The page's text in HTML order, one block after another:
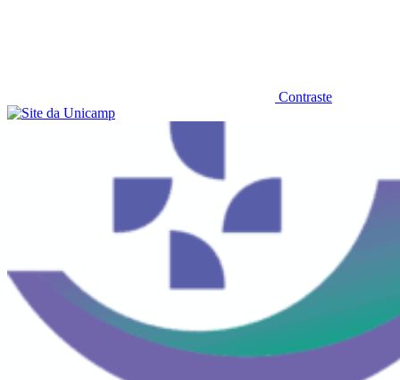
Contraste